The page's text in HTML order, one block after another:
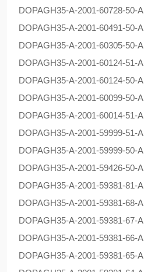
DOPAGH35-A-2001-60728-50-A
DOPAGH35-A-2001-60491-50-A
DOPAGH35-A-2001-60305-50-A
DOPAGH35-A-2001-60124-51-A
DOPAGH35-A-2001-60124-50-A
DOPAGH35-A-2001-60099-50-A
DOPAGH35-A-2001-60014-51-A
DOPAGH35-A-2001-59999-51-A
DOPAGH35-A-2001-59999-50-A
DOPAGH35-A-2001-59426-50-A
DOPAGH35-A-2001-59381-81-A
DOPAGH35-A-2001-59381-68-A
DOPAGH35-A-2001-59381-67-A
DOPAGH35-A-2001-59381-66-A
DOPAGH35-A-2001-59381-65-A